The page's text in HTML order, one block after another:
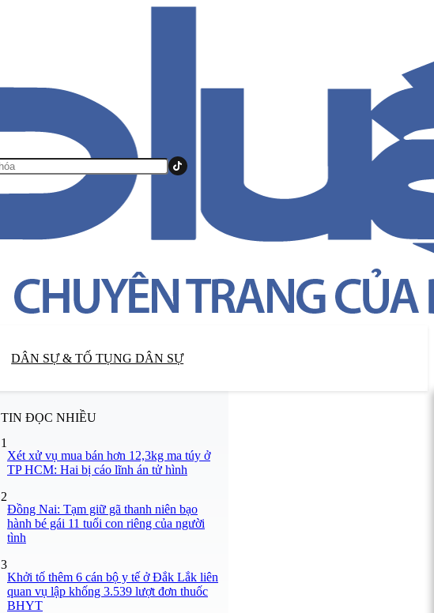
DÂN SỰ & TỐ TỤNG DÂN SỰ
TIN ĐỌC NHIỀU
1
Xét xử vụ mua bán hơn 12,3kg ma túy ở
TP HCM: Hai bị cáo lĩnh án tử hình
2
Đồng Nai: Tạm giữ gã thanh niên bạo
hành bé gái 11 tuổi con riêng của người
tình
3
Khởi tố thêm 6 cán bộ y tế ở Đắk Lắk liên
quan vụ lập khống 3.539 lượt đơn thuốc
BHYT